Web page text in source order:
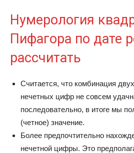
Нумерология
Пифагора по дате
рассчитать
Считается, что комбинация
нечетных цифр не совсем
последовательно, в итоге мы
(четное) значение.
Более предпочтительно
нечетной цифры. Это